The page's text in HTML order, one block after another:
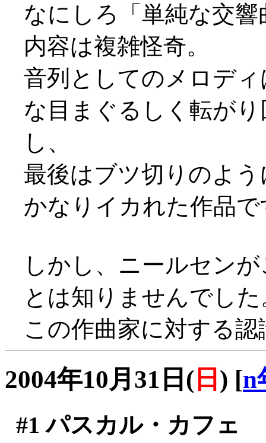
なにしろ「単純な交
内容は複雑怪奇。
音列としてのメロデ
な目まぐるしく転が
し、
最後はブツ切りのよ
かなりイカれた作品で
しかし、ニールセン
とは知りませんでした
この作曲家に対する
2004年10月31日( 日 ) [n
#1 パスカル・カフェ